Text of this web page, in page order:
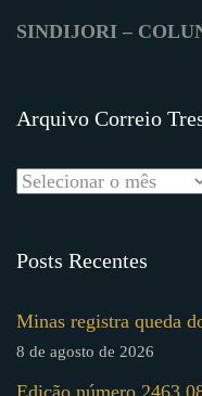
SINDIJORI –
Arquivo Correio
Posts Recentes
Minas registra queda
8 de agosto de 2026
Edição número 2463